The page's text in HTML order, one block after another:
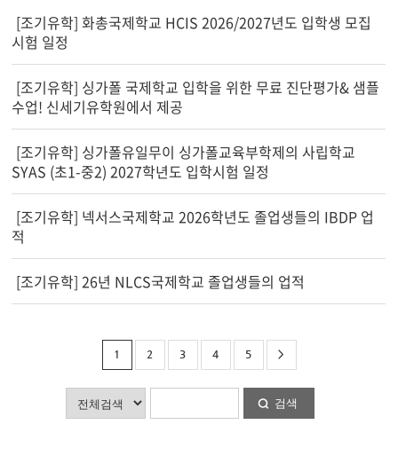
[조기유학] 화총국제학교 HCIS 2026/2027년도 입학생 모집
시험 일정
[조기유학] 싱가폴 국제학교 입학을 위한 무료 진단평가& 샘플
수업! 신세기유학원에서 제공
[조기유학] 싱가폴유일무이 싱가폴교육부학제의 사립학교
SYAS (초1-중2) 2027학년도 입학시험 일정
[조기유학] 넥서스국제학교 2026학년도 졸업생들의 IBDP 업
적
[조기유학] 26년 NLCS국제학교 졸업생들의 업적
1 2 3 4 5 >
검색